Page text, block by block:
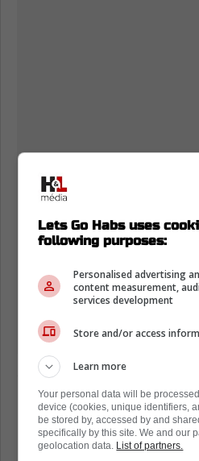
Ginette Reno
l'offre du Canadien
Le plus fascinant dans
rapportée par Karine
Lets Go Habs uses
following purposes:
Personalised advertising
content measurement,
services development
Store and/or access
Learn more
Your personal data will be
device (cookies, unique identifiers,
be stored by, accessed by and
specifically by this site. We and our
geolocation data. List of partners.